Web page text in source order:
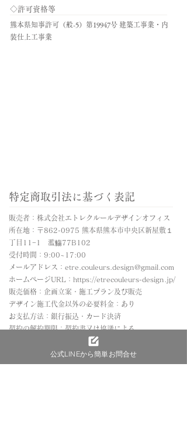
◇許可資格等
熊本県知事許可（般-5）第19947号 建築工事業・内
装仕上工事業
特定商取引法に基づく表記
販売者：株式会社エトレクルールデザインオフィス
所在地：〒862-0975 熊本県熊本市中央区新屋敷１
丁目11−1
濫觴77B102
受付時間：9:00~17:00
メールアドレス： etre.couleurs.design@gmail.com
ホームページURL： https://etrecouleurs-design.jp/
販売価格：企画立案・施工プラン及び販売
デザイン施工代金以外の必要料金：あり
お支払方法：銀行振込・カード決済
契約の解約期限：契約書又は協議による
解約金：クーリングオフは無し、それ以外については
契約書等規定による公式LINEから簡単お問合せ